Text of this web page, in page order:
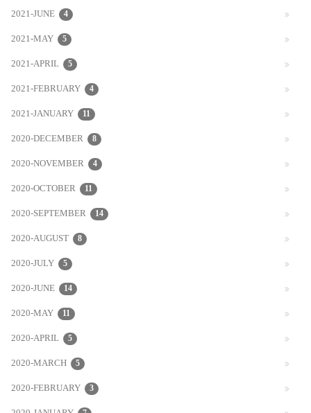
2021-JUNE 4
2021-MAY 5
2021-APRIL 5
2021-FEBRUARY 4
2021-JANUARY 11
2020-DECEMBER 8
2020-NOVEMBER 4
2020-OCTOBER 11
2020-SEPTEMBER 14
2020-AUGUST 8
2020-JULY 5
2020-JUNE 14
2020-MAY 11
2020-APRIL 5
2020-MARCH 5
2020-FEBRUARY 3